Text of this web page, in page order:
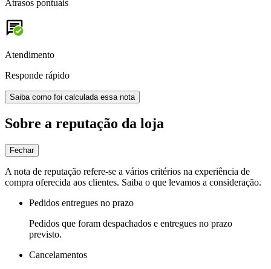
Atrasos pontuais
Atendimento
Responde rápido
Saiba como foi calculada essa nota
Sobre a reputação da loja
Fechar
A nota de reputação refere-se a vários critérios na experiência de
compra oferecida aos clientes. Saiba o que levamos a consideração.
Pedidos entregues no prazo
Pedidos que foram despachados e entregues no prazo
previsto.
Cancelamentos